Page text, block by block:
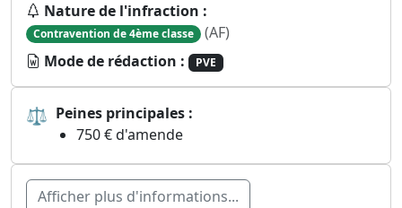
Nature de l'infraction :
Contravention de 4ème classe (AF)
Mode de rédaction :
PVE
⚖ Peines principales :
750 € d'amende
Afficher plus d'informations...